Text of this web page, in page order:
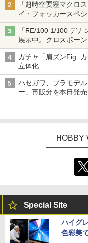
「超時空要塞マクロ
イ・フォッカースペ
「RE/100 1/100 デ
展示中。クロスボー
【ガンダムベース撮
ガチャ「肩ズンFig.
立体化
ライトニング・マッ
ハセガワ、プラモデ
ー」再販分を本日発売
HOBBY
Special Site
ハイグ
色彩美